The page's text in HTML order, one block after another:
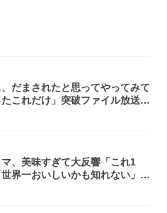
だまされたと思ってやってみて
たこれだけ」突破ファイル放送で
、美味すぎて大反響「これ1
界一おいしいかも知れない」